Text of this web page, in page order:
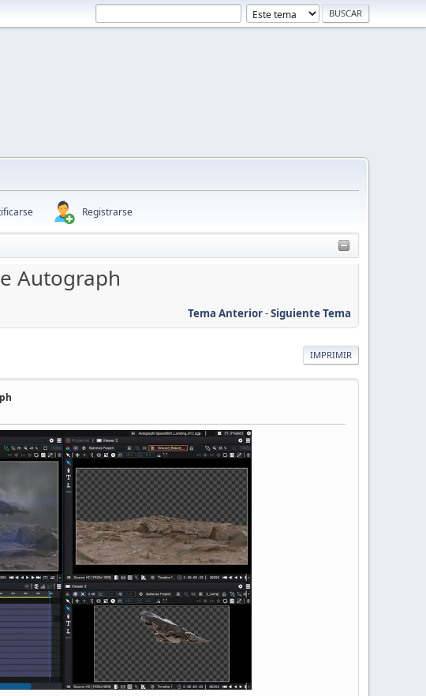
Registrarse
Autograph
Tema Anterior-Siguiente Tema
IMPRIMIR